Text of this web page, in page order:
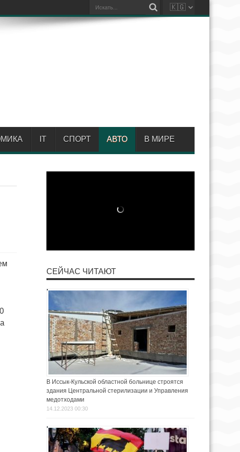
IT СПОРТ АВТО В МИРЕ
СЕЙЧАС ЧИТАЮТ
В Иссык-Кульской областной больнице строятся
здания Центральной стерилизации и Управления
медотходами
14.12.2023 00:30